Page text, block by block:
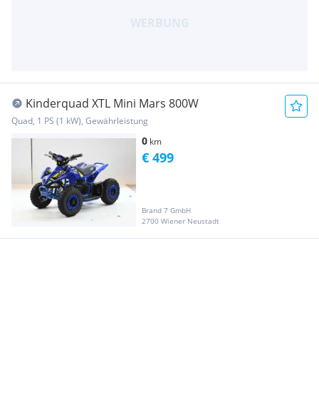
Kinderquad XTL Mini Mars 800W
Quad, 1 PS (1 kW), Gewährleistung
0 km
Brand 7 GmbH
2700 Wiener Neustadt
€ 499